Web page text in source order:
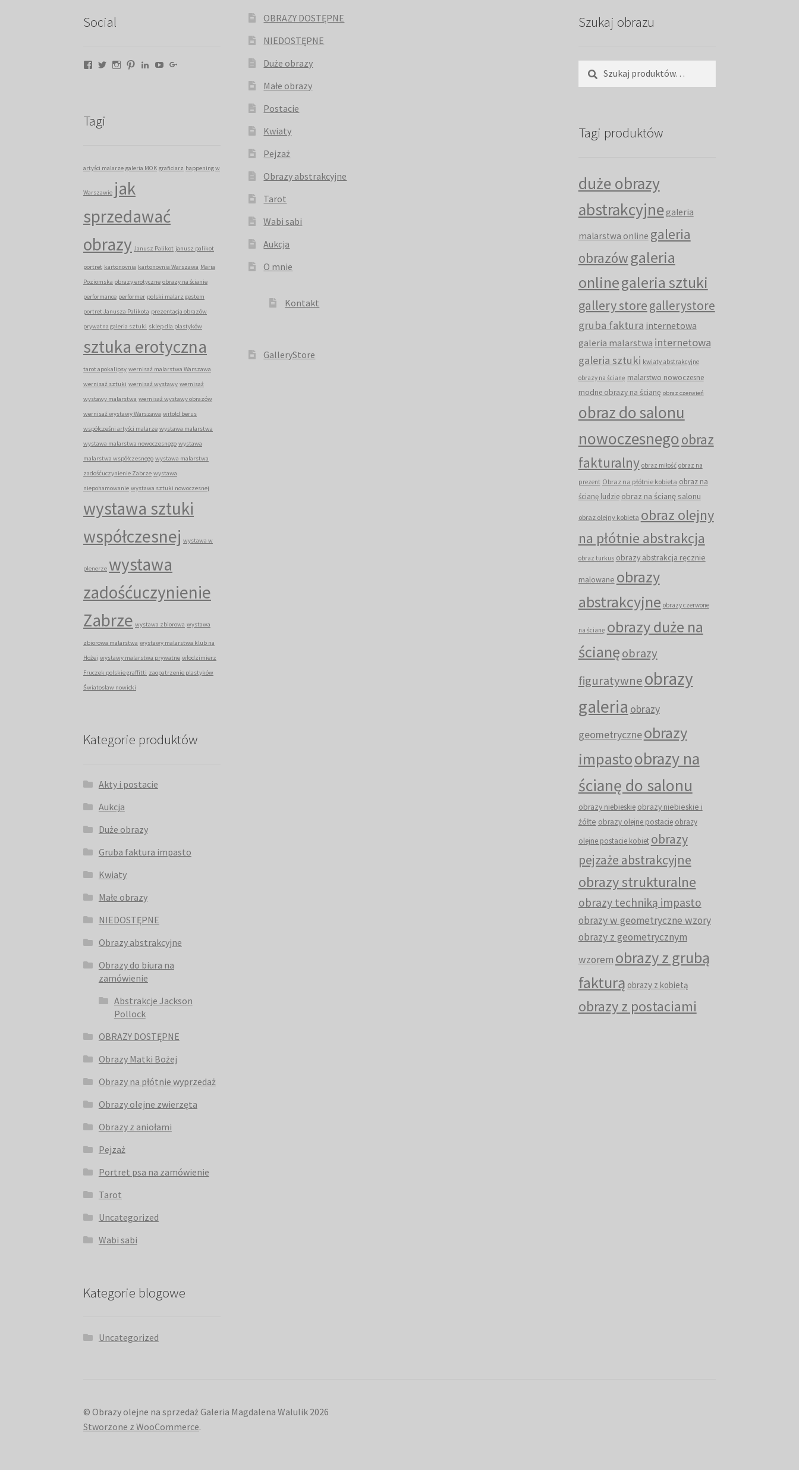
Social
Facebook
TwitterInstagram
PinterestLinkedInYouTube
Tagi
artyści malarze galeria MOK graficiarz happening w
Warszawie jak
sprzedawać
obrazy Janusz Palikot janusz palikot
portret kartonovnia kartonovnia Warszawa Maria
Poziomska obrazy erotyczne obrazy na ścianie
performance performer polski malarz gestem
portret Janusza Palikota prezentacja obrazów
prywatna galeria sztuki sklep dla plastyków
sztuka erotyczna
tarot apokalipsy wernisaż malarstwa Warszawa
wernisaż sztuki wernisaż wystawy wernisaż
wystawy malarstwa wernisaż wystawy obrazów
wernisaż wystawy Warszawa witold berus
współcześni artyści malarze wystawa malarstwa
wystawa malarstwa nowoczesnego wystawa
malarstwa współczesnego wystawa malarstwa
zadośćuczynienie Zabrze wystawa
niepohamowanie wystawa sztuki nowoczesnej
wystawa sztuki
współczesnej wystawa w
plenerze wystawa
zadośćuczynienie
Zabrze wystawa zbiorowa wystawa
zbiorowa malarstwa wystawy malarstwa klub na
Hożej wystawy malarstwa prywatne włodzimierz
Fruczek polskie graffitti zaopatrzenie plastyków
Światosław nowicki
Kategorie produktów
Akty i postacie
Aukcja
Duże obrazy
Gruba faktura impasto
Kwiaty
Małe obrazy
NIEDOSTĘPNE
Obrazy abstrakcyjne
Obrazy do biura na
zamówienie
Abstrakcje Jackson
Pollock
OBRAZY DOSTĘPNE
Obrazy Matki Bożej
Obrazy na płótnie wyprzedaż
Obrazy olejne zwierzęta
Obrazy z aniołami
Pejzaż
Portret psa na zamówienie
Tarot
Uncategorized
Wabi sabi
Kategorie blogowe
Uncategorized
OBRAZY DOSTĘPNE
NIEDOSTĘPNE
Duże obrazy
Małe obrazy
Postacie
Kwiaty
Pejzaż
Obrazy abstrakcyjne
Tarot
Wabi sabi
Aukcja
O mnie
Kontakt
GalleryStore
Szukaj obrazu
Szukaj:
Szukaj
Tagi produktów
duże obrazy
abstrakcyjne galeria
malarstwa online galeria
obrazów galeria
onlinegaleria sztuki
gallery storegallerystore
gruba faktura internetowa
galeria malarstwa internetowa
galeria sztuki kwiaty abstrakcyjne
obrazy na ścianę malarstwo nowoczesne
modne obrazy na ścianę obraz czerwień
obraz do salonu
nowoczesnegoobraz
fakturalny obraz miłość obraz na
prezent Obraz na płótnie kobieta obraz na
ścianę ludzie obraz na ścianę salonu
obraz olejny kobieta obraz olejny
na płótnie abstrakcja
obraz turkus obrazy abstrakcja ręcznie
malowane obrazy
abstrakcyjne obrazy czerwone
na ścianę obrazy duże na
ścianęobrazy
figuratywneobrazy
galeria obrazy
geometryczneobrazy
impastoobrazy na
ścianę do salonu
obrazy niebieskie obrazy niebieskie i
żółte obrazy olejne postacie obrazy
olejne postacie kobiet obrazy
pejzaże abstrakcyjne
obrazy strukturalne
obrazy techniką impasto
obrazy w geometryczne wzory
obrazy z geometrycznym
wzorem obrazy z grubą
fakturą obrazy z kobietą
obrazy z postaciami
© Obrazy olejne na sprzedaż Galeria Magdalena Walulik 2026
Stworzone z WooCommerce.